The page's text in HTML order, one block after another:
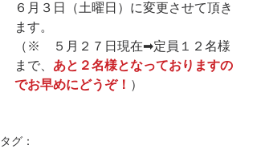
６月３日（土曜日）に変更させて頂き
ます。
（※　５月２７日現在➡定員１２名様
まで、 あと２名様となっておりますの
でお早めにどうぞ！ ）
タグ：